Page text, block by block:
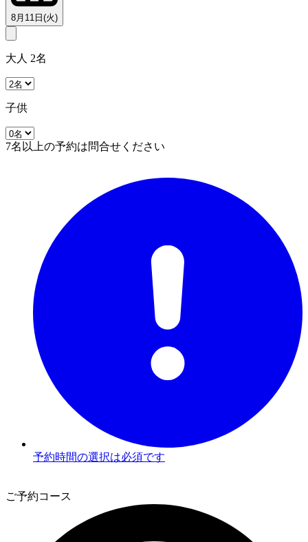
8月11日(火)
大人 2名
子供
7名以上の予約は問合せください
予約時間の選択は必須です
ご予約コース